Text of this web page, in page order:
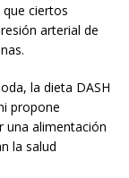
ciertos
arterial de
la dieta DASH
propone
una alimentación
la salud